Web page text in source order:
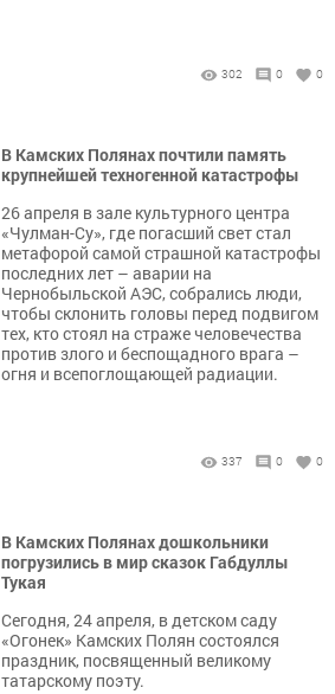
302 0 0
В Камских Полянах почтили память
крупнейшей техногенной катастрофы
26 апреля в зале культурного центра
«Чулман-Су», где погасший свет стал
метафорой самой страшной катастрофы
последних лет – аварии на
Чернобыльской АЭС, собрались люди,
чтобы склонить головы перед подвигом
тех, кто стоял на страже человечества
против злого и беспощадного врага –
огня и всепоглощающей радиации.
337 0 0
В Камских Полянах дошкольники
погрузились в мир сказок Габдуллы
Тукая
Сегодня, 24 апреля, в детском саду
«Огонек» Камских Полян состоялся
праздник, посвященный великому
татарскому поэту.